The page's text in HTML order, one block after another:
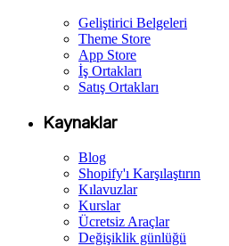
Geliştirici Belgeleri
Theme Store
App Store
İş Ortakları
Satış Ortakları
Kaynaklar
Blog
Shopify'ı Karşılaştırın
Kılavuzlar
Kurslar
Ücretsiz Araçlar
Değişiklik günlüğü